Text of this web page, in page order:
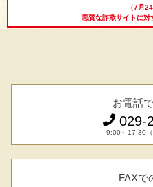
（7月
悪質な詐欺サイトに対
お電話
029-
9:00～17:30（
FAXで